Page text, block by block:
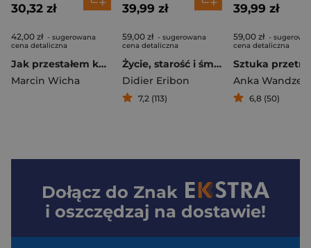
30,32 zł
42,00 zł - sugerowana
cena detaliczna
Jak przestałem kochać design wyd. 3
Marcin Wicha
39,99 zł
59,00 zł - sugerowana
cena detaliczna
Życie, starość i śmierć kobiety z ludu
Didier Eribon
7,2 (113)
39,99 zł
59,00 zł -
cena detaliczna
Anka Wandzel
6,8 (50)
Dołącz do Znak
i oszczędzaj na dostawie!